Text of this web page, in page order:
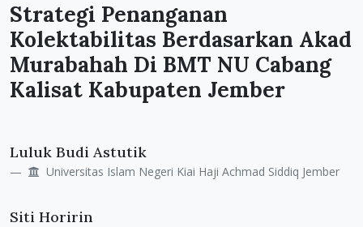
Strategi Penanganan
Kolektabilitas Berdasarkan Akad
Murabahah Di BMT NU Cabang
Kalisat Kabupaten Jember
Article
Content
Luluk Budi Astutik
Universitas Islam Negeri Kiai Haji Achmad Siddiq Jember
Siti Horirin